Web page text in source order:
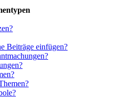
Beiträge einfügen?